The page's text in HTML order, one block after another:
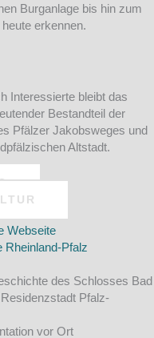
Burganlage bis hin zum
erkennen.
Interessierte bleibt das
Bestandteil der
Pfälzer Jakobsweges und
Altstadt.
Webseite
Rheinland-Pfalz
des Schlosses Bad
Pfalz-
vor Ort